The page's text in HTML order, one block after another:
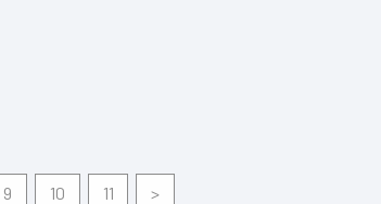
9 10 11 >